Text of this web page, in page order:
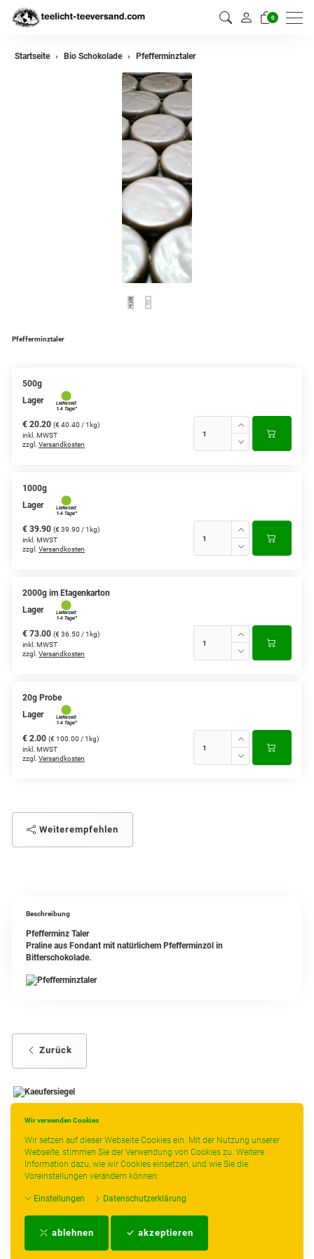
Wir verwenden Cookies
Wir setzen auf dieser Webseite Cookies ein. Mit der Nutzung unserer
Webseite, stimmen Sie der Verwendung von Cookies zu. Weitere
Information dazu, wie wir Cookies einsetzen, und wie Sie die
Voreinstellungen verändern können:
Einstellungen Datenschutzerklärung
ablehnen akzeptieren
0
Startseite Bio Schokolade Pfefferminztaler
Pfefferminztaler
500g
Lager
€ 20.20 (€ 40.40 / 1kg)
inkl. MWST
zzgl. Versandkosten
1000g
Lager
€ 39.90 (€ 39.90 / 1kg)
inkl. MWST
zzgl. Versandkosten
2000g im Etagenkarton
Lager
€ 73.00 (€ 36.50 / 1kg)
inkl. MWST
zzgl. Versandkosten
20g Probe
Lager
€ 2.00 (€ 100.00 / 1kg)
inkl. MWST
zzgl. Versandkosten
Weiterempfehlen
Beschreibung
Pfefferminz Taler
Praline aus Fondant mit natürlichem Pfefferminzöl in
Bitterschokolade.
Zurück
- ----------------
* gilt für Lieferungen innerhalb Deutschlands, Lieferzeiten für andere Länder
entnehmen Sie bitte der Schaltfläche mit den Versandinformationen.
Impressum-AGB-Zahlungs- und Versandbedingungen